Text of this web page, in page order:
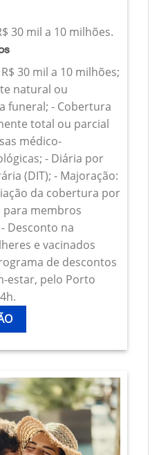
30 mil a 10 milhões.
30 mil a 10 milhões;
natural ou
funeral; - Cobertura
total ou parcial
médico-
- Diária por
(DIT); - Majoração:
da cobertura por
para membros
Desconto na
e vacinados
de descontos
estar, pelo Porto